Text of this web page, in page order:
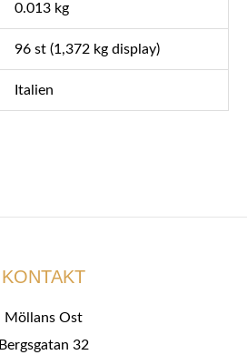
0.013 kg
96 st (1,372 kg display)
Italien
KONTAKT
Möllans Ost
Bergsgatan 32